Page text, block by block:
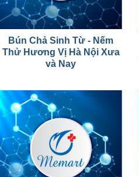
Bún Chả Sinh Từ - Nếm
Thử Hương Vị Hà Nội Xưa
và Nay